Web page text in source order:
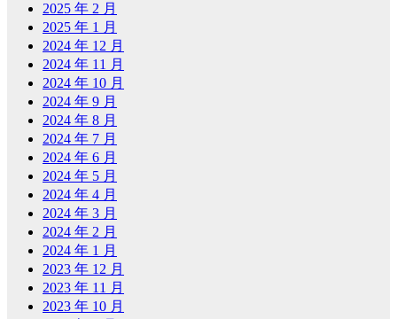
2025 年 2 月
2025 年 1 月
2024 年 12 月
2024 年 11 月
2024 年 10 月
2024 年 9 月
2024 年 8 月
2024 年 7 月
2024 年 6 月
2024 年 5 月
2024 年 4 月
2024 年 3 月
2024 年 2 月
2024 年 1 月
2023 年 12 月
2023 年 11 月
2023 年 10 月